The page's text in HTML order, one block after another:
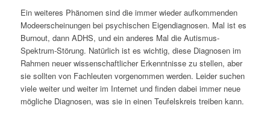
Ein weiteres Phänomen sind die immer wieder aufkommenden
Modeerscheinungen bei psychischen Eigendiagnosen. Mal ist es
Burnout, dann ADHS, und ein anderes Mal die Autismus-
Spektrum-Störung. Natürlich ist es wichtig, diese Diagnosen im
Rahmen neuer wissenschaftlicher Erkenntnisse zu stellen, aber
sie sollten von Fachleuten vorgenommen werden. Leider suchen
viele weiter und weiter im Internet und finden dabei immer neue
mögliche Diagnosen, was sie in einen Teufelskreis treiben kann.